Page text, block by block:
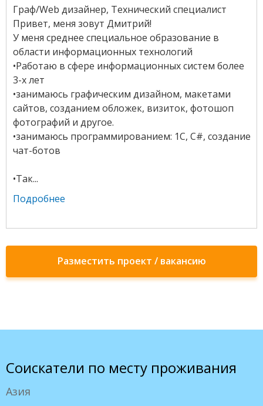
Граф/Web дизайнер, Технический специалист
Привет, меня зовут Дмитрий!
У меня среднее специальное образование в
области информационных технологий
•Работаю в сфере информационных систем более
3-х лет
•занимаюсь графическим дизайном, макетами
сайтов, созданием обложек, визиток, фотошоп
фотографий и другое.
•занимаюсь программированием: 1С, С#, создание
чат-ботов
•Так...
Подробнее
Разместить проект / вакансию
Соискатели по месту проживания
Азия